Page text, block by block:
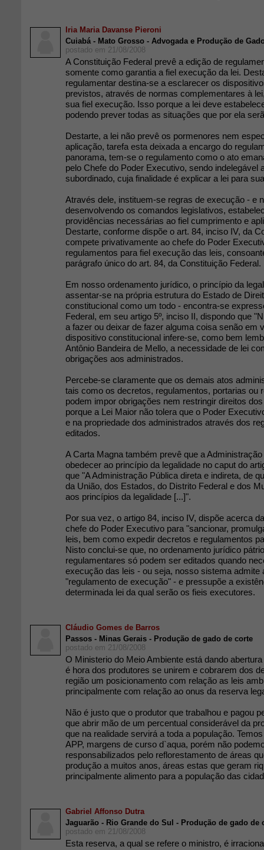
Iria Maria Davanse Pieroni
Cuiabá - Mato Grosso - Advogada e Produção de
postado em 21/08/2008
A Constituição Federal prevê a edição de
somente como garantia a fiel execução da lei.
regulamentar destina-se a esclarecer os
previstos, através de normas complementares à
sua fiel execução. Isso porque a lei deve
podendo prever todas as situações que por ela
Destarte, a lei não prevê os pormenores nem
aplicação, tarefa esta deixada a encargo do
panorama, tem-se o regulamento como o ato
pelo Chefe do Poder Executivo, sendo indelegável
subordinado, cuja finalidade é explicar a lei para
Através dele, instituem-se regras de execução - e
desenvolvendo os comandos legislativos,
providências necessárias ao fiel cumprimento e
Destarte, conforme dispõe o art. 84, inciso IV, da
compete privativamente ao chefe do Poder
regulamentos para fiel execução das leis,
parágrafo único do art. 84, da Constituição Federal.
Em nosso ordenamento jurídico, o princípio da
assentar-se na própria estrutura do Estado de
constitucional como um todo - encontra-se
Federal, em seu artigo 5º, inciso II, dispondo que
a fazer ou deixar de fazer alguma coisa senão em
dispositivo constitucional infere-se, como bem
Antônio Bandeira de Mello, a necessidade de lei
obrigações aos administrados.
Percebe-se claramente que os demais atos
tais como os decretos, regulamentos, portarias ou
podem impor obrigações nem restringir direitos
porque a Lei Maior não tolera que o Poder
e na propriedade dos administrados através dos
editados.
A Carta Magna também prevê que a
obedecer ao princípio da legalidade no caput do
que "A Administração Pública direta e indireta, de
da União, dos Estados, do Distrito Federal e dos
aos princípios da legalidade [...]".
Por sua vez, o artigo 84, inciso IV, dispõe acerca
chefe do Poder Executivo para "sancionar,
leis, bem como expedir decretos e regulamentos
Nisto conclui-se que, no ordenamento jurídico
regulamentares só podem ser editados quando
execução das leis - ou seja, nosso sistema admite
"regulamento de execução" - e pressupõe a
determinada lei da qual serão os fieis executores.
Cláudio Gomes de Barros
Passos - Minas Gerais - Produção de gado de corte
postado em 21/08/2008
O Ministerio do Meio Ambiente está dando
é hora dos produtores se unirem e cobrarem dos
região um posicionamento com relação as leis
principalmente com relação ao onus da reserva
Não é justo que o produtor que trabalhou e pagou
que abrir mão de um percentual considerável da
que na realidade servirá a toda a população.
APP, margens de curso d`aqua, porém não
responsabilizados pelo reflorestamento de áreas
produção a muitos anos, áreas estas que geram
principalmente alimento para a população das
Gabriel Affonso Dutra
Jaguarão - Rio Grande do Sul - Produção de gado de
postado em 21/08/2008
Esta reserva, a qual se refere o ministro, é